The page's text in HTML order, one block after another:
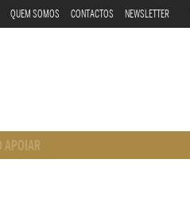
QUEM SOMOS CONTACTOS NEWSLETTER
APOIAR